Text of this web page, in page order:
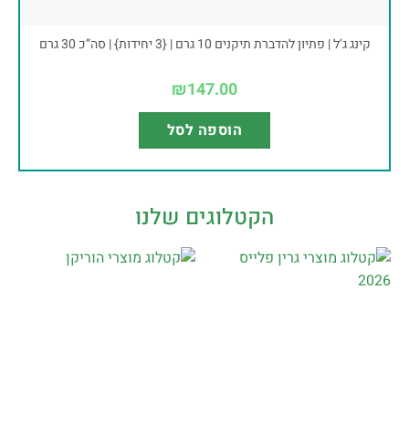
קינג ג’ל | פתיון להדברת תיקנים 10 גרם | {3 יחידות} | סה”כ 30 גרם
₪147.00
הוספה לסל
הקטלוגים שלנו